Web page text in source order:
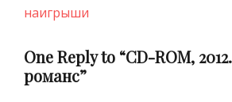
наигрыши
One Reply to “СD-ROM,
романс”